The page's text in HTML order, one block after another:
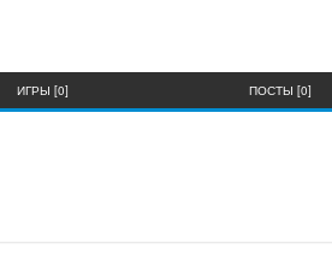
ИГРЫ [0] ПОСТЫ [0]